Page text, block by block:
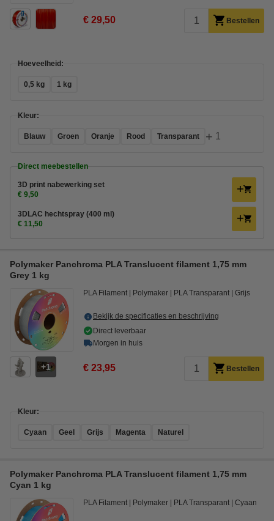
€ 29,50 Bestellen
Hoeveelheid:
0,5 kg 1 kg
Kleur:
Blauw Groen Oranje Rood Transparant + 1
Direct meebestellen
3D print nabewerking set
€ 9,50
3DLAC hechtspray (400 ml)
€ 11,50
Polymaker Panchroma PLA Translucent filament 1,75 mm
Grey 1 kg
1
PLA Filament Polymaker PLA Transparant Grijs
Bekijk de specificaties en beschrijving
Direct leverbaar
Morgen in huis
€ 23,95 Bestellen
Kleur:
Cyaan Geel Grijs Magenta Naturel
Polymaker Panchroma PLA Translucent filament 1,75 mm
Cyan 1 kg
PLA Filament Polymaker PLA Transparant Cyaan